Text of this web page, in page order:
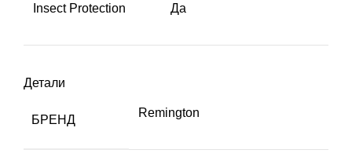
Insect Protection Да
Детали
БРЕНД
Remington